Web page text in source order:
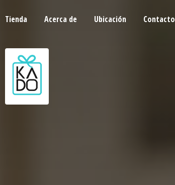
Tienda Acerca de Ubicación Contacto